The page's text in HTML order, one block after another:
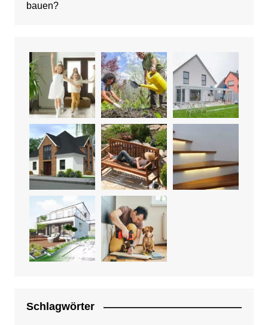
bauen?
Schlagwörter